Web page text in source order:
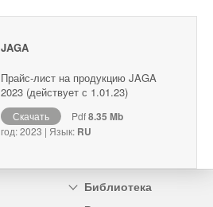
JAGA
Прайс-лист на продукцию JAGA
2023 (действует с 1.01.23)
Скачать Pdf8.35 Mb
год: 2023 | Язык: RU
Библиотека